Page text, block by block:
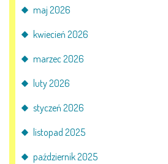
maj 2026
kwiecień 2026
marzec 2026
luty 2026
styczeń 2026
listopad 2025
październik 2025